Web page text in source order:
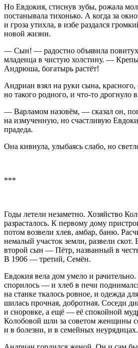
Но Евдокия, стиснув зубы, рожала
постанывала тихонько. А когда за
и гроза утихла, в избе раздался
новой жизни.
— Сын! — радостно объявила
младенца в чистую холстину. —
Андрюша, богатырь растёт!
Андриан взял на руки сына,
но такого родного, и что-то дрогнуло
— Варламом назовём, — сказал он,
на измученную, но счастливую
прадеда.
Она кивнула, улыбаясь слабо, но
***
Годы летели незаметно. Хозяйство
разрасталось. К первому дому
потом возвели хлев, амбар, баню.
немалый участок земли, развели скот.
второй сын — Пётр, названный в
В 1906 — третий, Семён.
Евдокия вела дом умело и
спорилось — и хлеб в печи
на станке ткалось ровное, и одежда
шилась прочная, добротная. Соседи
и сноровке, а ещё — её спокойной
Колобовой шли за советом женщины
и в болезни, и в семейных неурядицах.